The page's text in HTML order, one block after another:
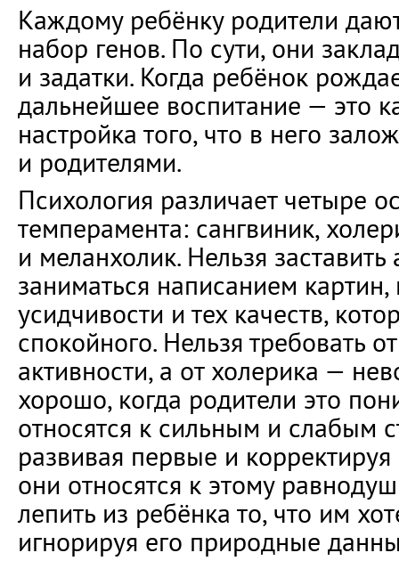
Каждому ребёнку родители
набор генов. По сути, они
и задатки. Когда ребёнок
дальнейшее воспитание — это
настройка того, что в него
и родителями.
Психология различает четыре
темперамента: сангвиник,
и меланхолик. Нельзя заставить
заниматься написанием картин,
усидчивости и тех качеств,
спокойного. Нельзя требовать
активности, а от холерика —
хорошо, когда родители это
относятся к сильным и слабым
развивая первые и
они относятся к этому
лепить из ребёнка то, что им
игнорируя его природные